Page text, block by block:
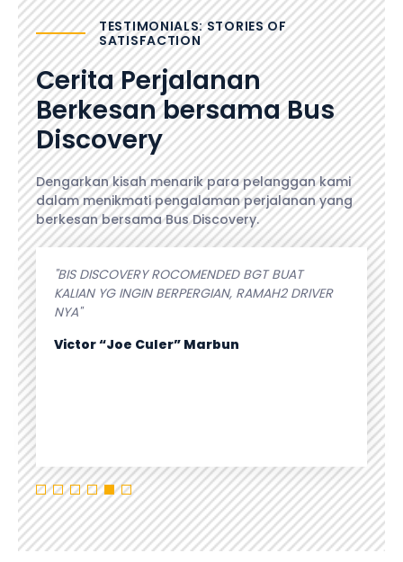
TESTIMONIALS: STORIES OF
SATISFACTION
Cerita Perjalanan
Berkesan bersama Bus
Discovery
Dengarkan kisah menarik para pelanggan kami
dalam menikmati pengalaman perjalanan yang
berkesan bersama Bus Discovery.
"BIS DISCOVERY ROCOMENDED BGT BUAT
KALIAN YG INGIN BERPERGIAN, RAMAH2 DRIVER
NYA"
Victor “Joe Culer” Marbun
cukup
bener